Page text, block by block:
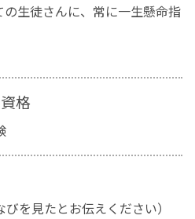
生徒さんに、常に一生懸命指
格
を見たとお伝えください）